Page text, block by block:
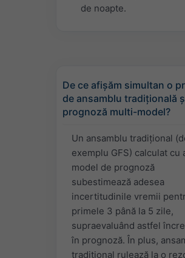
de noapte.
De ce afișăm simultan o
de ansamblu tradițională
prognoză multi-model?
Un ansamblu tradițional
exemplu GFS) calculat cu
model de prognoză
subestimează adesea
incertitudinile vremii
primele 3 până la 5 zile,
supraevaluând astfel
în prognoză. În plus,
tradițional rulează la o